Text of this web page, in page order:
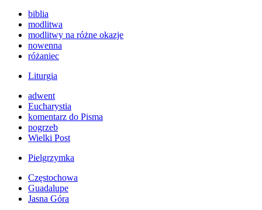
biblia
modlitwa
modlitwy na różne okazje
nowenna
różaniec
Liturgia
adwent
Eucharystia
komentarz do Pisma
pogrzeb
Wielki Post
Pielgrzymka
Częstochowa
Guadalupe
Jasna Góra